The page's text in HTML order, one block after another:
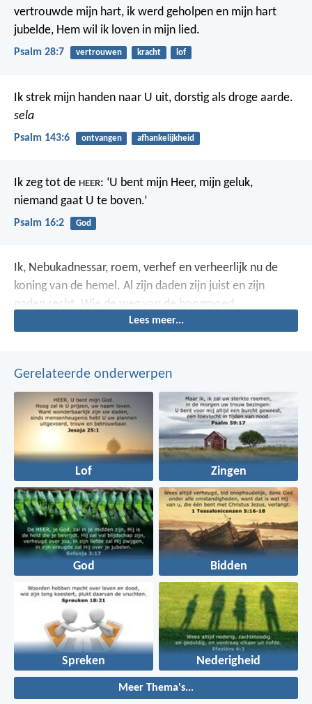
vertrouwde mijn hart, ik werd geholpen en mijn hart
jubelde, Hem wil ik loven in mijn lied.
Psalm 28:7 vertrouwen kracht lof
Ik strek mijn handen naar U uit, dorstig als droge aarde.
sela
Psalm 143:6 ontvangen afhankelijkheid
Ik zeg tot de HEER: ‘U bent mijn Heer, mijn geluk,
niemand gaat U te boven.’
Psalm 16:2 God
Ik, Nebukadnessar, roem, verhef en verheerlijk nu de
koning van de hemel. Al zijn daden zijn juist en zijn
paden recht. Wie de weg van de hoogmoed
bewandelen, kan Hij vernederen.
Lees meer...
Gerelateerde onderwerpen
Lof Zingen
God Bidden
Spreken Nederigheid
Meer Thema's...